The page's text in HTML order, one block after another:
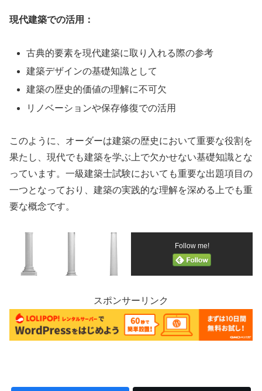
現代建築での活用：
古典的要素を現代建築に取り入れる際の参考
建築デザインの基礎知識として
建築の歴史的価値の理解に不可欠
リノベーションや保存修復での活用
このように、オーダーは建築の歴史において重要な役割を
果たし、現代でも建築を学ぶ上で欠かせない基礎知識とな
っています。一級建築士試験においても重要な出題項目の
一つとなっており、建築の実践的な理解を深める上でも重
要な概念です。
Follow me!
スポンサーリンク